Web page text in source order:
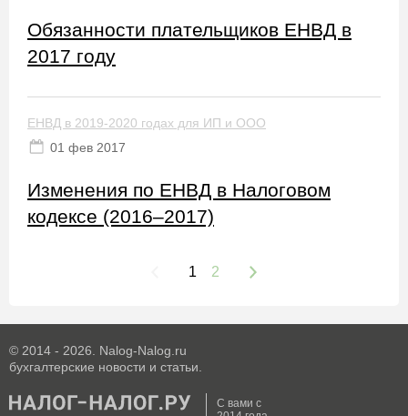
Обязанности плательщиков ЕНВД в
2017 году
ЕНВД в 2019-2020 годах для ИП и ООО
01 фев 2017
Изменения по ЕНВД в Налоговом
кодексе (2016–2017)
1 2
© 2014 - 2026. Nalog-Nalog.ru
бухгалтерские новости и статьи.
С вами с